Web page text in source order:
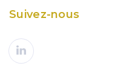
Suivez-nous